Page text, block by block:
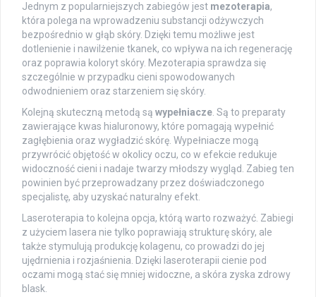
Jednym z popularniejszych zabiegów jest mezoterapia,
która polega na wprowadzeniu substancji odżywczych
bezpośrednio w głąb skóry. Dzięki temu możliwe jest
dotlenienie i nawilżenie tkanek, co wpływa na ich regenerację
oraz poprawia koloryt skóry. Mezoterapia sprawdza się
szczególnie w przypadku cieni spowodowanych
odwodnieniem oraz starzeniem się skóry.
Kolejną skuteczną metodą są wypełniacze. Są to preparaty
zawierające kwas hialuronowy, które pomagają wypełnić
zagłębienia oraz wygładzić skórę. Wypełniacze mogą
przywrócić objętość w okolicy oczu, co w efekcie redukuje
widoczność cieni i nadaje twarzy młodszy wygląd. Zabieg ten
powinien być przeprowadzany przez doświadczonego
specjalistę, aby uzyskać naturalny efekt.
Laseroterapia to kolejna opcja, którą warto rozważyć. Zabiegi
z użyciem lasera nie tylko poprawiają strukturę skóry, ale
także stymulują produkcję kolagenu, co prowadzi do jej
ujędrnienia i rozjaśnienia. Dzięki laseroterapii cienie pod
oczami mogą stać się mniej widoczne, a skóra zyska zdrowy
blask.